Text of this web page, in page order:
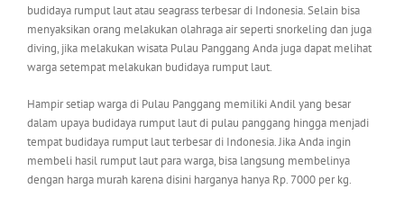
budidaya rumput laut atau seagrass terbesar di Indonesia. Selain bisa
menyaksikan orang melakukan olahraga air seperti snorkeling dan juga
diving, jika melakukan wisata Pulau Panggang Anda juga dapat melihat
warga setempat melakukan budidaya rumput laut.
Hampir setiap warga di Pulau Panggang memiliki Andil yang besar
dalam upaya budidaya rumput laut di pulau panggang hingga menjadi
tempat budidaya rumput laut terbesar di Indonesia. Jika Anda ingin
membeli hasil rumput laut para warga, bisa langsung membelinya
dengan harga murah karena disini harganya hanya Rp. 7000 per kg.